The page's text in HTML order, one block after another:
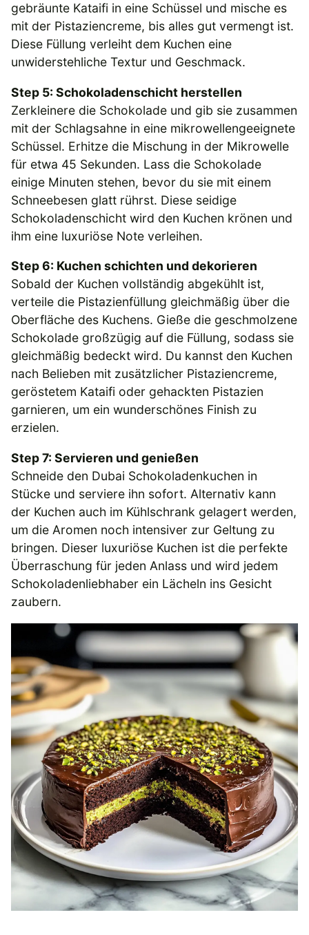
gebräunte Kataifi in eine Schüssel und mische es
mit der Pistaziencreme, bis alles gut vermengt ist.
Diese Füllung verleiht dem Kuchen eine
unwiderstehliche Textur und Geschmack.
Step 5: Schokoladenschicht herstellen
Zerkleinere die Schokolade und gib sie zusammen
mit der Schlagsahne in eine mikrowellengeeignete
Schüssel. Erhitze die Mischung in der Mikrowelle
für etwa 45 Sekunden. Lass die Schokolade
einige Minuten stehen, bevor du sie mit einem
Schneebesen glatt rührst. Diese seidige
Schokoladenschicht wird den Kuchen krönen und
ihm eine luxuriöse Note verleihen.
Step 6: Kuchen schichten und dekorieren
Sobald der Kuchen vollständig abgekühlt ist,
verteile die Pistazienfüllung gleichmäßig über die
Oberfläche des Kuchens. Gieße die geschmolzene
Schokolade großzügig auf die Füllung, sodass sie
gleichmäßig bedeckt wird. Du kannst den Kuchen
nach Belieben mit zusätzlicher Pistaziencreme,
geröstetem Kataifi oder gehackten Pistazien
garnieren, um ein wunderschönes Finish zu
erzielen.
Step 7: Servieren und genießen
Schneide den Dubai Schokoladenkuchen in
Stücke und serviere ihn sofort. Alternativ kann
der Kuchen auch im Kühlschrank gelagert werden,
um die Aromen noch intensiver zur Geltung zu
bringen. Dieser luxuriöse Kuchen ist die perfekte
Überraschung für jeden Anlass und wird jedem
Schokoladenliebhaber ein Lächeln ins Gesicht
zaubern.